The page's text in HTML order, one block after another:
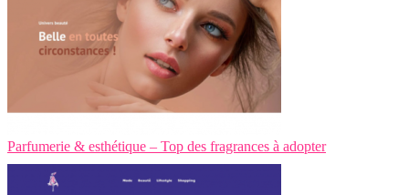
Parfumerie & esthétique – Top des fragrances à adopter